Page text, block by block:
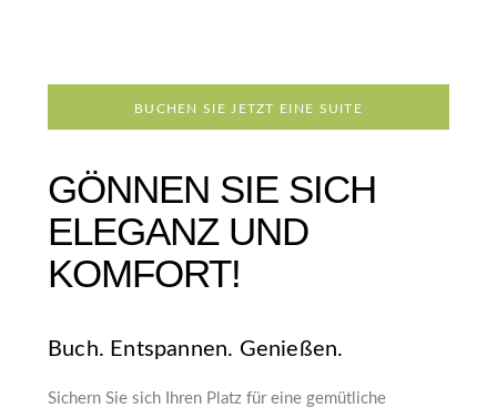
BUCHEN SIE JETZT EINE SUITE
GÖNNEN SIE SICH
ELEGANZ UND
KOMFORT!
Buch. Entspannen. Genießen.
Sichern Sie sich Ihren Platz für eine gemütliche